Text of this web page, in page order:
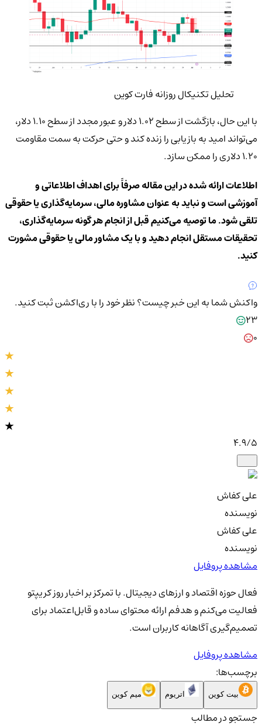
تحلیل تکنیکال روزانه فارت کوین
با این حال، بازگشت از سطح ۱.۰۲ دلار و عبور مجدد از سطح ۱.۱۰ دلار،
می‌تواند امید به بازیابی را زنده کند و حتی حرکت به سمت مقاومت
۱.۲۰ دلاری را ممکن سازد.
اطلاعات ارائه شده در این مقاله صرفاً برای اهداف اطلاعاتی و
آموزشی است و نباید به عنوان مشاوره مالی، سرمایه‌گذاری یا حقوقی
تلقی شود. ما توصیه می‌کنیم قبل از انجام هر گونه سرمایه‌گذاری،
تحقیقات مستقل انجام دهید و با یک مشاور مالی یا حقوقی مشورت
کنید.
واکنش شما به این خبر چیست؟نظر خود را با ری‌اکشن ثبت کنید.
23
4.9/5
علی کفاش
نویسنده
علی کفاش
نویسنده
مشاهده پروفایل
فعال حوزه اقتصاد و ارزهای دیجیتال. با تمرکز بر اخبار روز کریپتو
فعالیت می‌کنم و هدفم ارائه محتوای ساده و قابل‌اعتماد برای
تصمیم‌گیری آگاهانه کاربران است.
مشاهده پروفایل
برچسب‌ها:
بیت کوین اتریوم میم کوین
جستجو در مطالب